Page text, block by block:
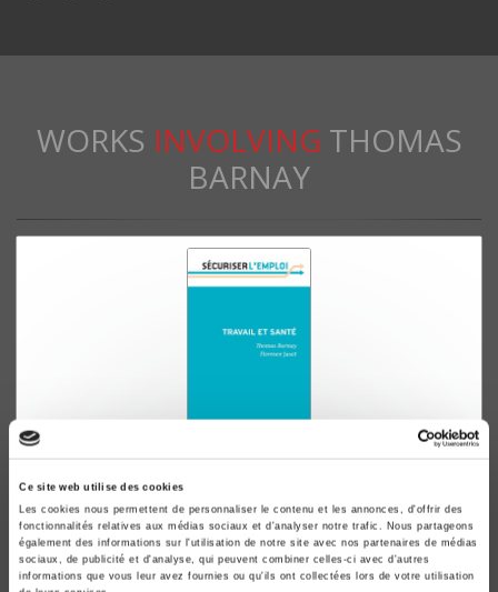
Ce site web utilise des cookies
Les cookies nous permettent de personnaliser le contenu et les annonces, d'offrir des
fonctionnalités relatives aux médias sociaux et d'analyser notre trafic. Nous partageons
également des informations sur l'utilisation de notre site avec nos partenaires de médias
sociaux, de publicité et d'analyse, qui peuvent combiner celles-ci avec d'autres
informations que vous leur avez fournies ou qu'ils ont collectées lors de votre utilisation
WORKS INVOLVING THOMAS
BARNAY
Travail et santé
Thomas Barnay, Florence Jusot